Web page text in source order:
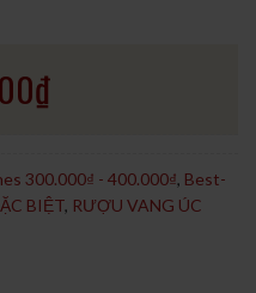
₫
300.000₫ - 400.000₫, Best-
BIỆT, RƯỢU VANG ÚC